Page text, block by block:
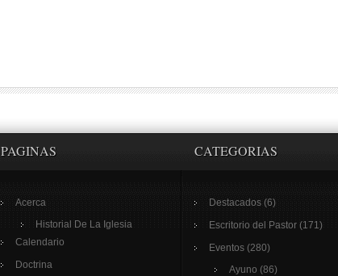
PAGINAS
Acerca
Historial De La Iglesia
Calendario
Doctrina
CATEGORIAS
Destacados (6)
Escritorio del Pastor (171)
Eventos (280)
Ayuno (86)